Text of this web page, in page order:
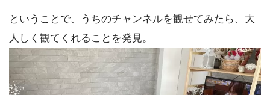
ということで、うちのチャンネルを観せてみたら、大
人しく観てくれることを発見。